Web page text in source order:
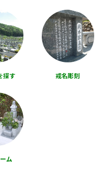
探す 戒名彫刻
ム